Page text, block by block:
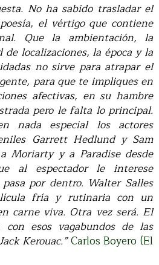
No ha sabido trasladar el
el vértigo que contiene
Que la ambientación, la
localizaciones, la época y la
no sirve para atrapar el
para que te impliques en
afectivas, en su hambre
pero le falta lo principal.
nada especial los actores
Garrett Hedlund y Sam
Moriarty y a Paradise desde
al espectador le interese
por dentro. Walter Salles
fría y rutinaria con un
carne viva. Otra vez será. El
esos vagabundos de las
Kerouac.”Carlos Boyero (El